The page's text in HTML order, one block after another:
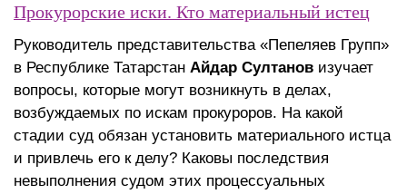
Прокурорские иски. Кто материальный истец
Руководитель представительства «Пепеляев Групп»
в Республике Татарстан Айдар Султанов изучает
вопросы, которые могут возникнуть в делах,
возбуждаемых по искам прокуроров. На какой
стадии суд обязан установить материального истца
и привлечь его к делу? Каковы последствия
невыполнения судом этих процессуальных